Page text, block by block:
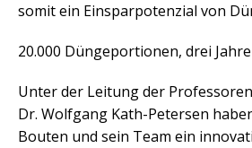
somit ein Einsparpotenzial von
20.000 Düngeportionen, drei
Unter der Leitung der
Dr. Wolfgang Kath-Petersen
Bouten und sein Team ein